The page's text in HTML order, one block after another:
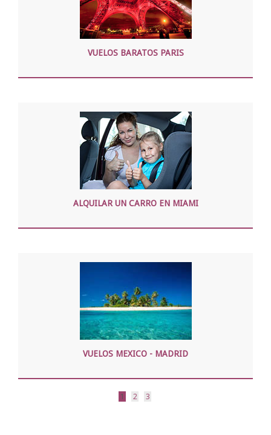
VUELOS BARATOS PARIS
ALQUILAR UN CARRO EN MIAMI
VUELOS MEXICO - MADRID
1 2 3